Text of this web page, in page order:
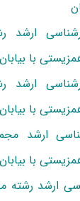
ارشد
با بیابان ۹۴-
ارشد
با بیابان ۹۳-۹۴
ارشد
با بیابان ۹۲-۹۳
ارشد رشته